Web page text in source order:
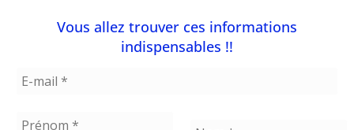
chaleur nocturnes, des sueurs nocturnes.
La stratégie thérapeutique comprend :
La chronobiologie nutritionnelle (voir
Vous allez trouver ces informations
indispensables !!